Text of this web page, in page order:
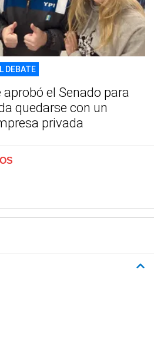
DEBATE
el Senado para
quedarse con un
privada